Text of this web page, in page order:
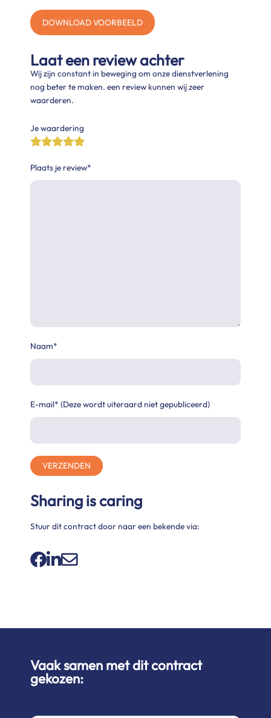
DOWNLOAD VOORBEELD
Laat een review achter
Wij zijn constant in beweging om onze dienstverlening
nog beter te maken. een review kunnen wij zeer
waarderen.
Je waardering
Plaats je review*
Naam*
E-mail* (Deze wordt uiteraard niet gepubliceerd)
VERZENDEN
Sharing is caring
Stuur dit contract door naar een bekende via:
Vaak samen met dit contract
gekozen: